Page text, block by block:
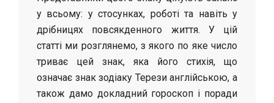
у всьому: у стосунках, роботі та навіть у
дрібницях повсякденного життя. У цій
статті ми розглянемо, з якого по яке число
триває цей знак, яка його стихія, що
означає знак зодіаку Терези англійською, а
також дамо докладний гороскоп і поради